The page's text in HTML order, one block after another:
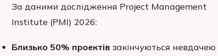
За даними дослідження Project Management
Institute (PMI) 2026:
Близько 50% проектів закінчуються невдачею